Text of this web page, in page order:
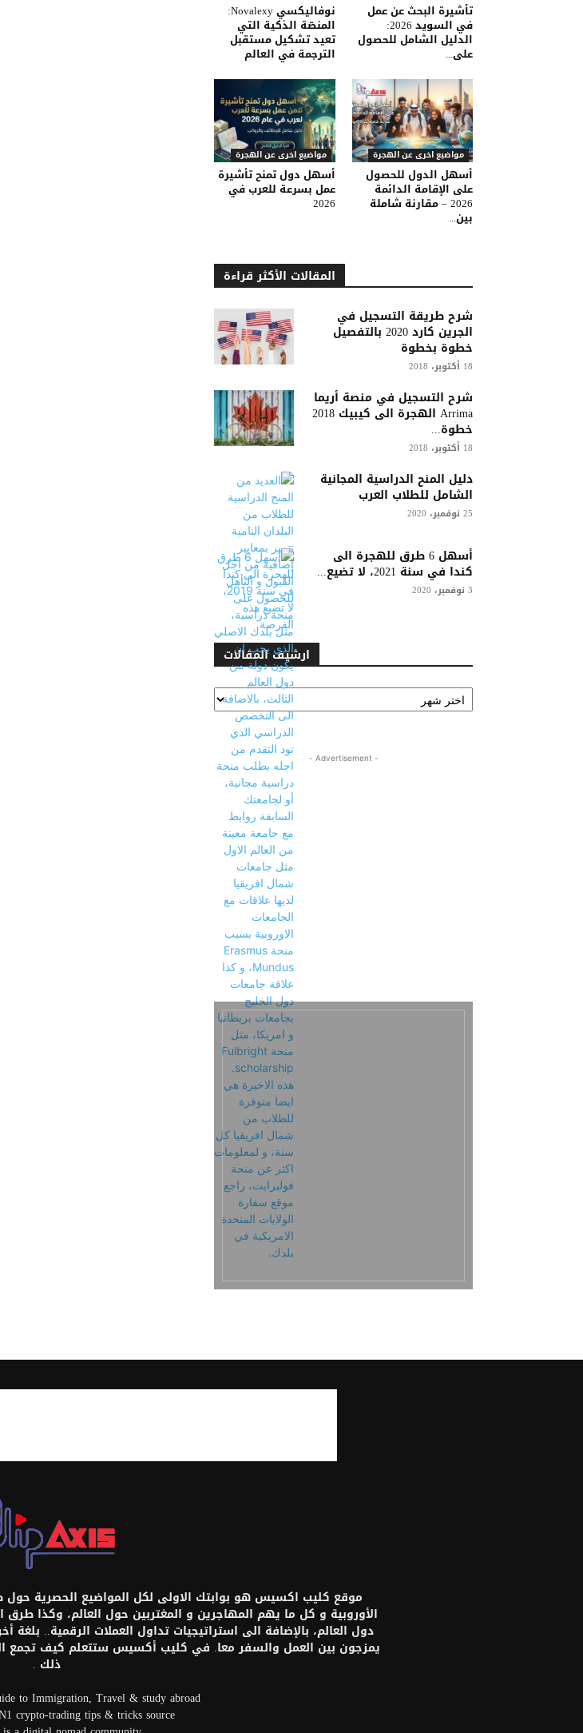
نوفاليكسي Novalexy:
المنصّة الذكية التي
تعيد تشكيل مستقبل
الترجمة في العالم
تأشيرة البحث عن عمل
في السويد 2026:
الدليل الشامل للحصول
على...
مواضيع اخرى عن الهجرة
أسهل دول تمنح تأشيرة
عمل بسرعة للعرب في
2026
مواضيع اخرى عن الهجرة
أسهل الدول للحصول
على الإقامة الدائمة
2026 – مقارنة شاملة
بين...
المقالات الأكثر قراءة
شرح طريقة التسجيل في
الجرين كارد 2020 بالتفصيل
خطوة بخطوة
18 أكتوبر، 2018
شرح التسجيل في منصة أريما
Arrima الهجرة الى كيبيك 2018
خطوة...
18 أكتوبر، 2018
دليل المنح الدراسية المجانية
الشامل للطلاب العرب
25 نوفمبر، 2020
أسهل 6 طرق للهجرة الى
كندا في سنة 2021، لا تضيع...
3 نوفمبر، 2020
ارشيف المقالات
ارشيف
المقالات
- Advertisement -
موقع كليب اكسيس هو بوابتك الاولى لكل المواضيع الحصرية حول
الأوروبية و كل ما يهم المهاجرين و المغتربين حول العالم، وكذا
دول العالم، بالإضافة الى استراتيجيات تداول العملات الرقمية..
يمزجون بين العمل والسفر معا. في كليب أكسيس ستتعلم كيف
ذلك .
to Immigration, Travel & study abroad
crypto-trading tips & tricks source